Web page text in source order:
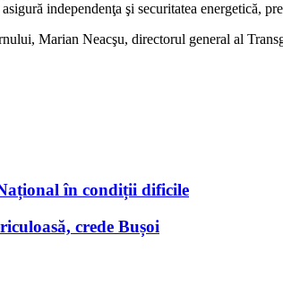
independenţa şi securitatea energetică,
Marian Neacşu, directorul general al
în condiții dificile
crede Bușoi